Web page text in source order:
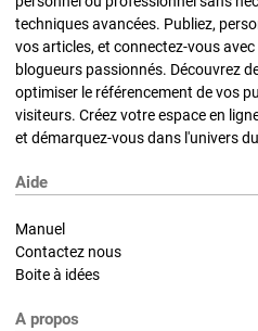
techniques avancées. Publiez,
vos articles, et connectez-vous
blogueurs passionnés. Découvrez
optimiser le référencement de vos
visiteurs. Créez votre espace en
et démarquez-vous dans l'univers
Aide
Manuel
Contactez nous
Boite à idées
A propos